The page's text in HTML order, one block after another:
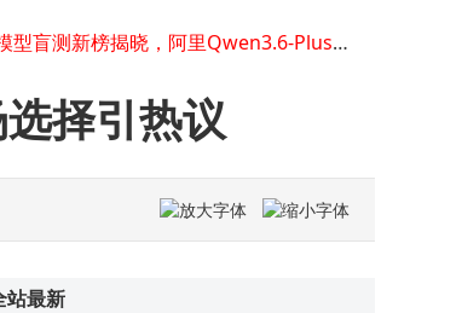
书写全球高端市场传奇
1699元享9020mAh大电池！iQOO Z11均衡配置，性价比中端机新选择
科大讯飞Loomy发布：本地办公新变革，安全高效两不误
阿里千问App万相2.7模型上线：视频编辑、续写、动作模仿轻松搞定
择引热议
站最新